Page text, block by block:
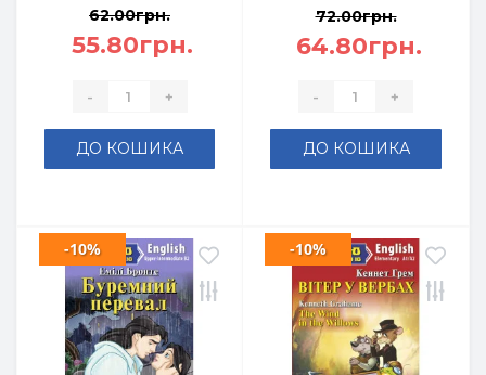
62.00грн.
55.80грн.
- +
ДО КОШИКА
72.00грн.
64.80грн.
- +
ДО КОШИКА
-10% -10%